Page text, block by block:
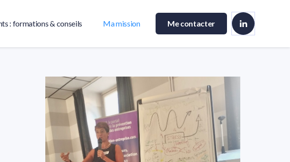
: formations & conseils Ma mission Me contacter